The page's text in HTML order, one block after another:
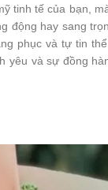
tinh tế của bạn,
động hay sang
phục và tự tin
và sự đồng